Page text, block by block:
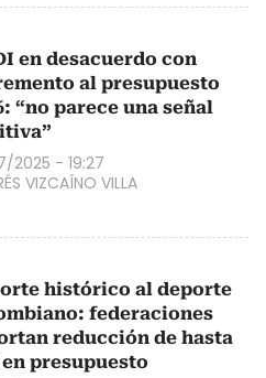
en desacuerdo con
al presupuesto
“no parece una señal
2025 - 19:27
VIZCAÍNO VILLA
histórico al deporte
federaciones
reducción de hasta
en presupuesto